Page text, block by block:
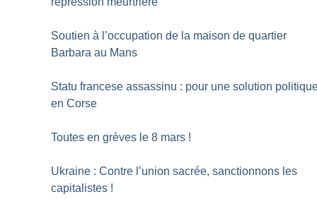
Soutien à l’occupation de la maison de quartier
Barbara au Mans
Statu francese assassinu : pour une solution
en Corse
Toutes en grèves le 8 mars !
Ukraine : Contre l’union sacrée, sanctionnons les
capitalistes !